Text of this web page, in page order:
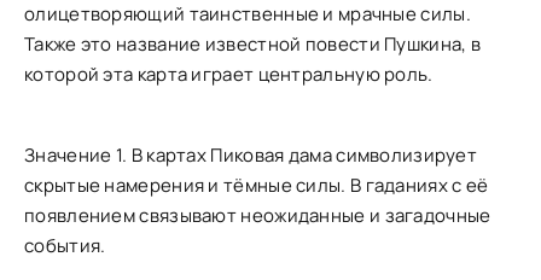
олицетворяющий таинственные и мрачные силы.
Также это название известной повести Пушкина, в
которой эта карта играет центральную роль.
Значение 1. В картах Пиковая дама символизирует
скрытые намерения и тёмные силы. В гаданиях с её
появлением связывают неожиданные и загадочные
события.